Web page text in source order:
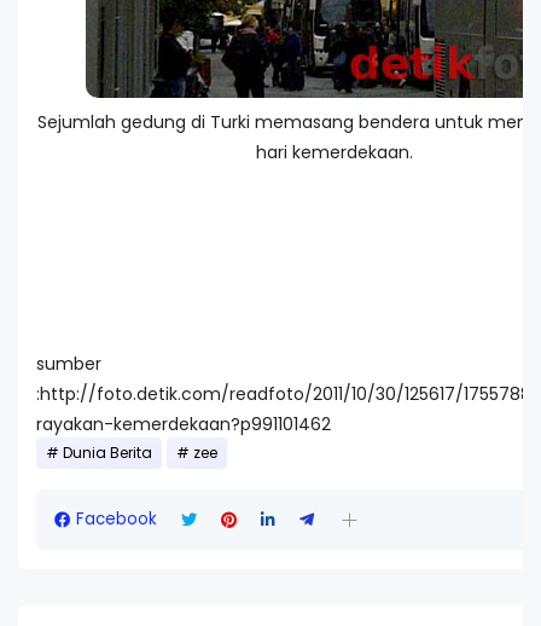
Sejumlah gedung di Turki memasang bendera untuk
hari kemerdekaan.
sumber
:http://foto.detik.com/readfoto/2011/10/30/125617/
rayakan-kemerdekaan?p991101462
Dunia Berita zee
Facebook